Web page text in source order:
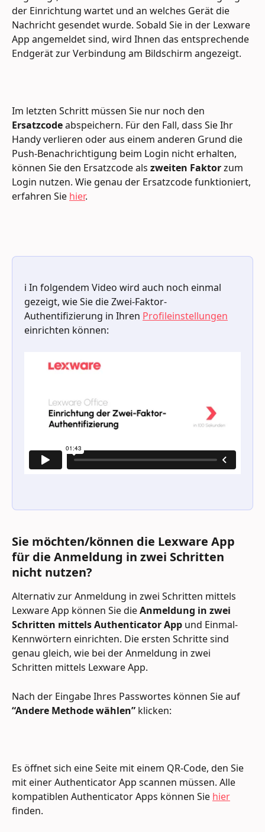
der Einrichtung wartet und an welches Gerät die
Nachricht gesendet wurde. Sobald Sie in der Lexware
App angemeldet sind, wird Ihnen das entsprechende
Endgerät zur Verbindung am Bildschirm angezeigt.
Im letzten Schritt müssen Sie nur noch den
Ersatzcode abspeichern. Für den Fall, dass Sie Ihr
Handy verlieren oder aus einem anderen Grund die
Push-Benachrichtigung beim Login nicht erhalten,
können Sie den Ersatzcode als zweiten Faktor zum
Login nutzen. Wie genau der Ersatzcode funktioniert,
erfahren Sie hier.
ℹ️ In folgendem Video wird auch noch einmal
gezeigt, wie Sie die Zwei-Faktor-
Authentifizierung in Ihren Profileinstellungen
einrichten können:
Sie möchten/können die Lexware App
für die Anmeldung in zwei Schritten
nicht nutzen?
Alternativ zur Anmeldung in zwei Schritten mittels
Lexware App können Sie die Anmeldung in zwei
Schritten mittels Authenticator App und Einmal-
Kennwörtern einrichten. Die ersten Schritte sind
genau gleich, wie bei der Anmeldung in zwei
Schritten mittels Lexware App.
Nach der Eingabe Ihres Passwortes können Sie auf
“Andere Methode wählen” klicken:
Es öffnet sich eine Seite mit einem QR-Code, den Sie
mit einer Authenticator App scannen müssen. Alle
kompatiblen Authenticator Apps können Sie hier
finden.